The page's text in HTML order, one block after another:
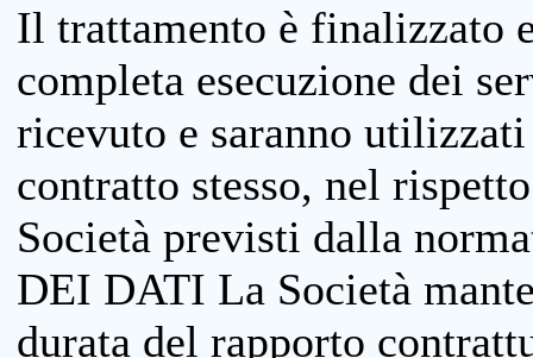
Il trattamento è finalizzato
completa esecuzione dei
ricevuto e saranno
contratto stesso, nel
Società previsti dalla
DEI DATI La Società
durata del rapporto